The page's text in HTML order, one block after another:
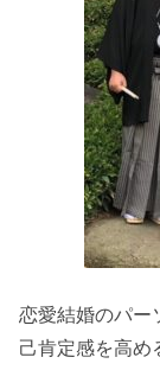
恋愛結婚のパー
己肯定感を高め